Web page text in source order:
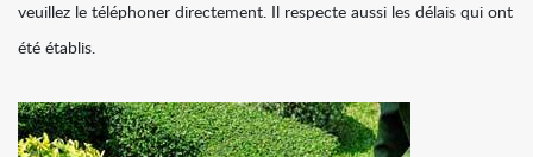
veuillez le téléphoner directement. Il respecte aussi les délais qui ont
été établis.